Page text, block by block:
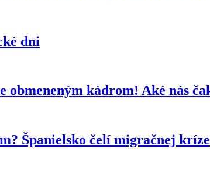
dni
obmeneným kádrom! Aké nás
Španielsko čelí migračnej kríze